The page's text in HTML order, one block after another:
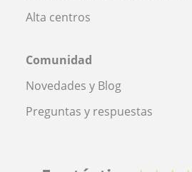
Alta centros
Comunidad
Novedades y Blog
Preguntas y respuestas